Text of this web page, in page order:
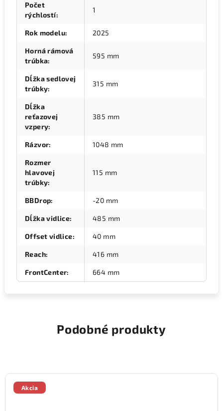
Počet
rýchlostí:
1
Rok modelu: 2025
Horná rámová
trúbka:
595 mm
Dĺžka sedlovej
trúbky:
315 mm
Dĺžka
reťazovej
vzpery:
385 mm
Rázvor: 1048 mm
Rozmer
hlavovej
trúbky:
115 mm
BBDrop: -20 mm
Dĺžka vidlice: 485 mm
Offset vidlice: 40 mm
Reach: 416 mm
FrontCenter: 664 mm
Podobné produkty
Akcia